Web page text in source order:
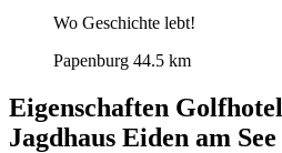
Wo Geschichte lebt!
Papenburg 44.5 km
Eigenschaften Golfhotel
Jagdhaus Eiden am See